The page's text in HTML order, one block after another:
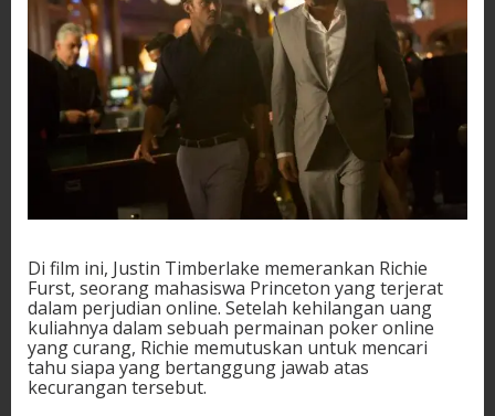
Di film ini, Justin Timberlake memerankan Richie
Furst, seorang mahasiswa Princeton yang terjerat
dalam perjudian online. Setelah kehilangan uang
kuliahnya dalam sebuah permainan poker online
yang curang, Richie memutuskan untuk mencari
tahu siapa yang bertanggung jawab atas
kecurangan tersebut.